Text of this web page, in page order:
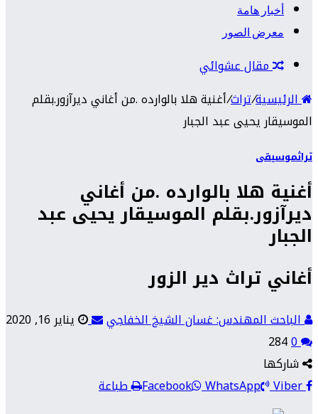
أخبار هامة
معرض الصور
مقال عشوائي
الرئيسية/تراث/أغنية هلا بالوارده .من أغاني ديرآزور.بقلم
الموسيقار يحيى عبد الجبار
تراثموسيقى
أغنية هلا بالوارده .من أغاني
ديرآزور.بقلم الموسيقار يحيى عبد
الجبار
أغاني تراث دير الزور
الباحث المهندس: غسان الشيخ الخفاجي
يناير 16, 2020
0
شاركها
Facebook
WhatsApp Viber طباعة